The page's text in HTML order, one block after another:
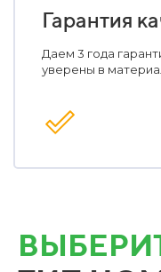
Гарантия
Даем 3 года
уверены в